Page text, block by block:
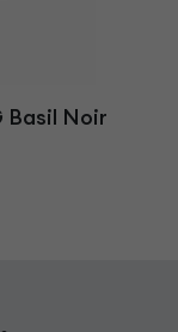
Basil Noir